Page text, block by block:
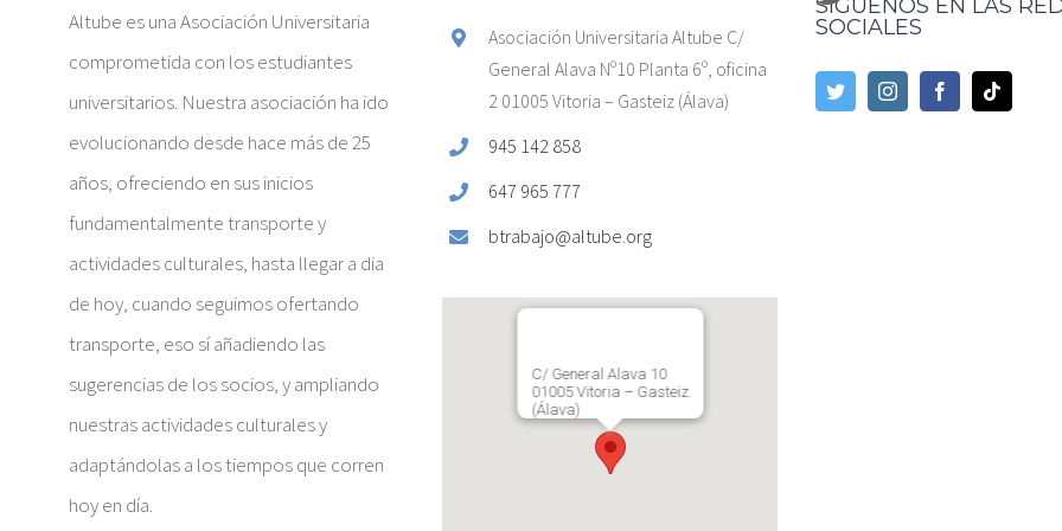
Altube es una Asociación Universitaria
comprometida con los estudiantes
universitarios. Nuestra asociación ha ido
evolucionando desde hace más de 25
años, ofreciendo en sus inicios
fundamentalmente transporte y
actividades culturales, hasta llegar a dia
de hoy, cuando seguimos ofertando
transporte, eso sí añadiendo las
sugerencias de los socios, y ampliando
nuestras actividades culturales y
adaptándolas a los tiempos que corren
hoy en día.
Asociación Universitaria Altube C/
General Alava Nº10 Planta 6º, oficina
2 01005 Vitoria – Gasteiz (Álava)
945 142 858
647 965 777
btrabajo@altube.org
C/ General Alava 10
01005 Vitoria – Gasteiz
(Álava)
SÍGUENOS EN LAS
SOCIALES